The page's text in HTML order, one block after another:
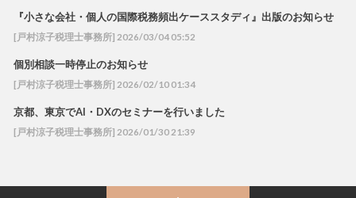
『小さな会社・個人の国際税務頻出ケーススタディ』出版のお知らせ
[戸村涼子税理士事務所] 2026/03/04 05:52
個別相談一時停止のお知らせ
[戸村涼子税理士事務所] 2026/02/10 01:34
京都、東京でAI・DXのセミナーを行いました
[戸村涼子税理士事務所] 2026/01/30 21:39